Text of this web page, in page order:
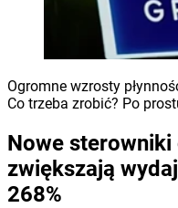
Ogromne wzrosty
Co trzeba zrobić? Po
Nowe
zwiększają
268%